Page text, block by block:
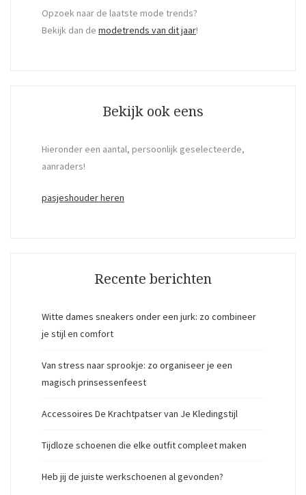
Opzoek naar de laatste mode trends?
Bekijk dan de modetrends van dit jaar!
Bekijk ook eens
Hieronder een aantal, persoonlijk geselecteerde,
aanraders!
pasjeshouder heren
Recente berichten
Witte dames sneakers onder een jurk: zo combineer
je stijl en comfort
Van stress naar sprookje: zo organiseer je een
magisch prinsessenfeest
Accessoires De Krachtpatser van Je Kledingstijl
Tijdloze schoenen die elke outfit compleet maken
Heb jij de juiste werkschoenen al gevonden?